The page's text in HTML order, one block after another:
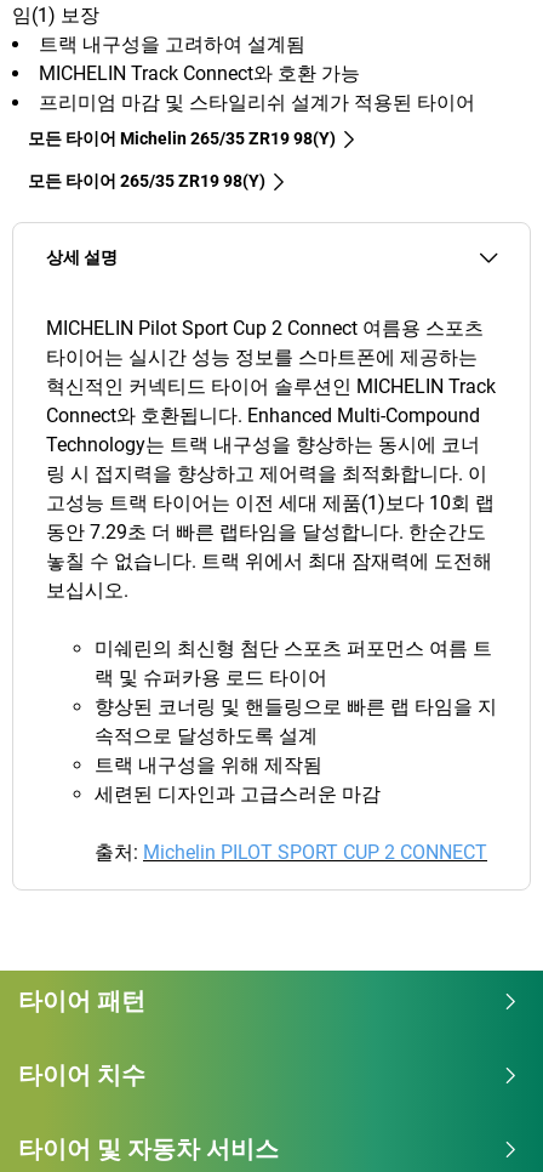
임(1) 보장
트랙 내구성을 고려하여 설계됨
MICHELIN Track Connect와 호환 가능
프리미엄 마감 및 스타일리쉬 설계가 적용된 타이어
모든 타이어 Michelin 265/35 ZR19 98(Y)
모든 타이어‎ 265/35 ZR19 98(Y)
상세 설명
MICHELIN Pilot Sport Cup 2 Connect 여름용 스포츠
타이어는 실시간 성능 정보를 스마트폰에 제공하는
혁신적인 커넥티드 타이어 솔루션인 MICHELIN Track
Connect와 호환됩니다. Enhanced Multi-Compound
Technology는 트랙 내구성을 향상하는 동시에 코너
링 시 접지력을 향상하고 제어력을 최적화합니다. 이
고성능 트랙 타이어는 이전 세대 제품(1)보다 10회 랩
동안 7.29초 더 빠른 랩타임을 달성합니다. 한순간도
놓칠 수 없습니다. 트랙 위에서 최대 잠재력에 도전해
보십시오.
미쉐린의 최신형 첨단 스포츠 퍼포먼스 여름 트
랙 및 슈퍼카용 로드 타이어
향상된 코너링 및 핸들링으로 빠른 랩 타임을 지
속적으로 달성하도록 설계
트랙 내구성을 위해 제작됨
세련된 디자인과 고급스러운 마감
출처: Michelin PILOT SPORT CUP 2 CONNECT
타이어 패턴
타이어 치수
타이어 및 자동차 서비스